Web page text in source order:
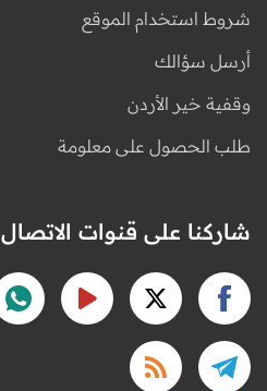
شروط استخدام الموقع
أرسل سؤالك
وقفية خير الأردن
طلب الحصول على معلومة
شاركنا على قنوات الاتصال